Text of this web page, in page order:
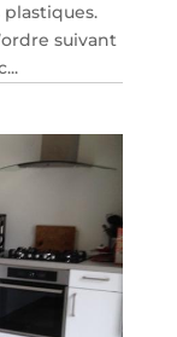
suivant